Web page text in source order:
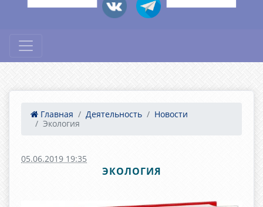
Главная Деятельность
Новости
Экология
05.06.2019 19:35
ЭКОЛОГИЯ